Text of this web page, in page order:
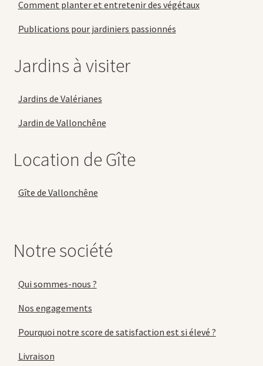
Comment planter et entretenir des végétaux
Publications pour jardiniers passionnés
Jardins à visiter
Jardins de Valérianes
Jardin de Vallonchêne
Location de Gîte
Gîte de Vallonchêne
Notre société
Qui sommes-nous ?
Nos engagements
Pourquoi notre score de satisfaction est si élevé ?
Livraison